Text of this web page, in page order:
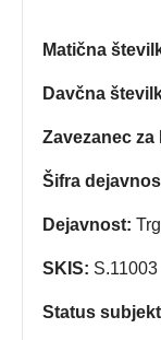
Matična
Davčna
Zavezanec za
Šifra
Dejavnost:
SKIS: S.11003
Status